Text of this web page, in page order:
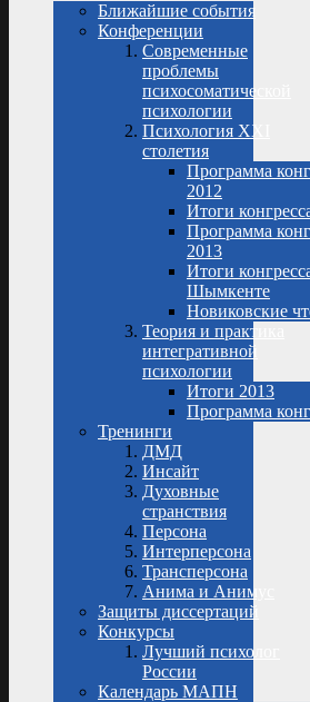
Ближайшие события
Конференции
Современные
проблемы
психосоматической
психологии
Психология XXI
столетия
Программа
2012
Итоги
Программа
2013
Итоги
Шымкенте
Новиковские
Теория и практика
интегративной
психологии
Итоги 2013
Программа
Тренинги
ДМД
Инсайт
Духовные
странствия
Персона
Интерперсона
Трансперсона
Анима и Анимус
Защиты диссертаций
Конкурсы
Лучший психолог
России
Календарь МАПН